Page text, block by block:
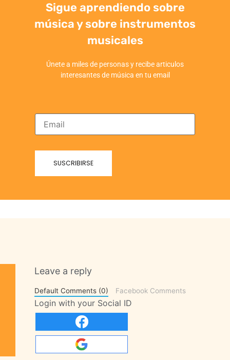
Sigue aprendiendo sobre
música y sobre instrumentos
musicales
Únete a miles de personas y recibe articulos
interesantes de música en tu email
Leave a reply
Default Comments (0) Facebook Comments
Login with your Social ID